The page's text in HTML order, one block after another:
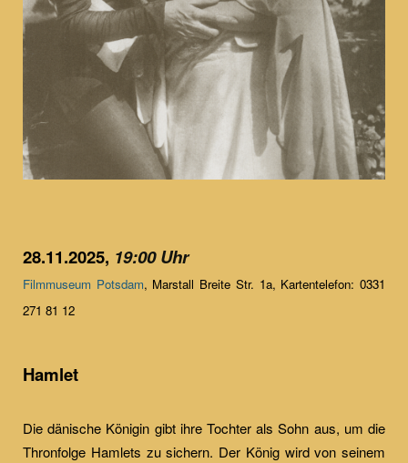
28.11.2025, 19:00 Uhr
Filmmuseum Potsdam, Marstall Breite Str. 1a, Kartentelefon: 0331
271 81 12
Hamlet
Die dänische Königin gibt ihre Tochter als Sohn aus, um die
Thronfolge Hamlets zu sichern. Der König wird von seinem